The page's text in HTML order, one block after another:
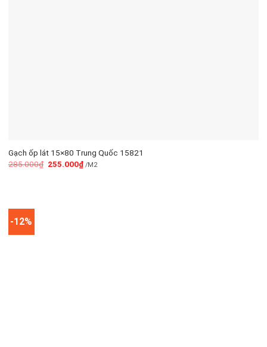
Gạch ốp lát 15×80 Trung Quốc 15821
285.000₫ 255.000₫/M2
-12%